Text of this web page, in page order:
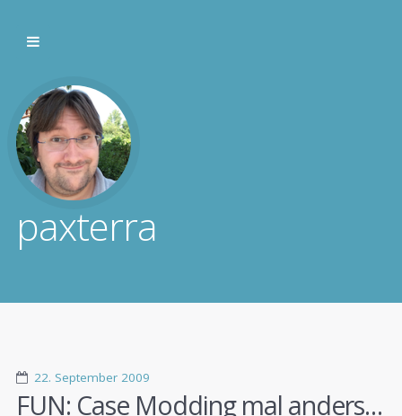
paxterra
22. September 2009
FUN: Case Modding mal anders…